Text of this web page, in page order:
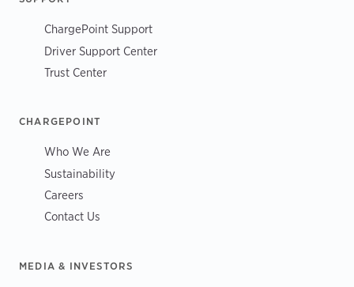
ChargePoint Support
Driver Support Center
Trust Center
CHARGEPOINT
Who We Are
Sustainability
Careers
Contact Us
MEDIA & INVESTORS